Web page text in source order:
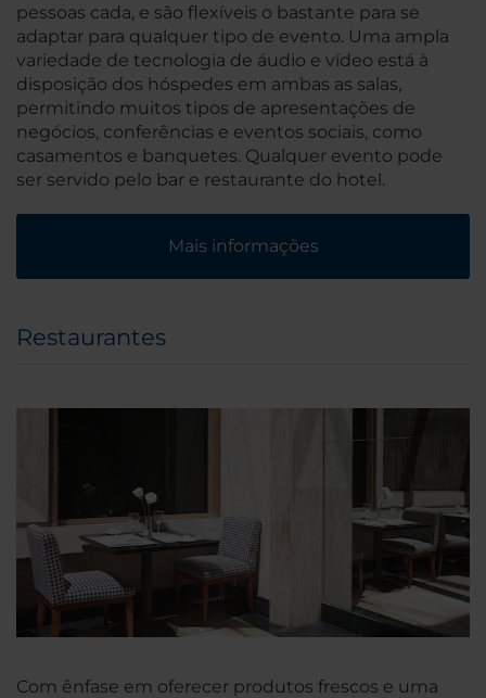
pessoas cada, e são flexíveis o bastante para se
adaptar para qualquer tipo de evento. Uma ampla
variedade de tecnologia de áudio e vídeo está à
disposição dos hóspedes em ambas as salas,
permitindo muitos tipos de apresentações de
negócios, conferências e eventos sociais, como
casamentos e banquetes. Qualquer evento pode
ser servido pelo bar e restaurante do hotel.
Mais informações
Restaurantes
Com ênfase em oferecer produtos frescos e uma